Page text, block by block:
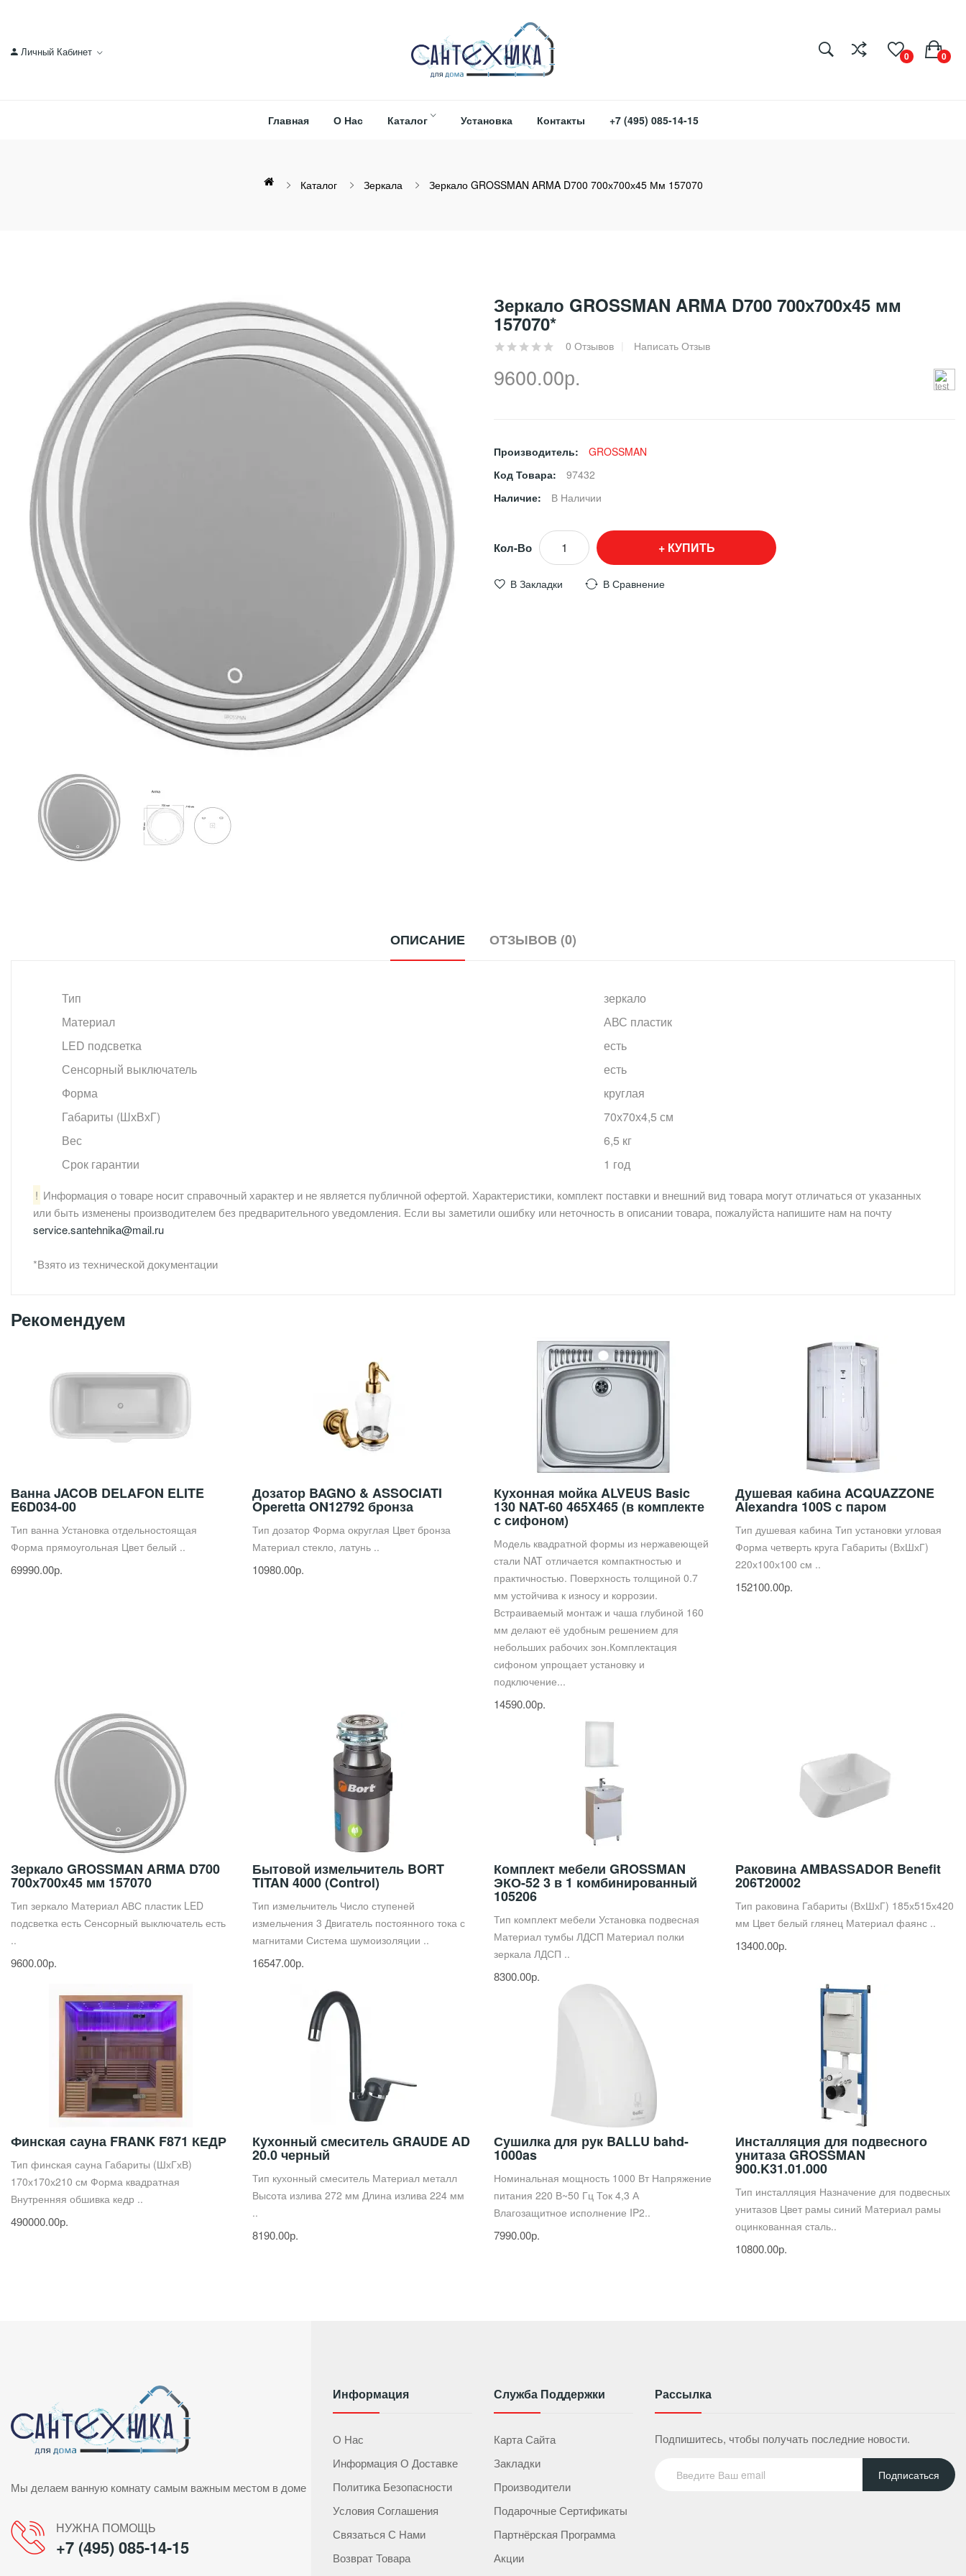
Личный Кабинет 0 0
Главная О Нас Каталог Установка Контакты +7 (495) 085-14-15
Каталог Зеркала Зеркало GROSSMAN ARMA D700 700х700х45 Мм 157070
Зеркало GROSSMAN ARMA D700 700х700х45 мм
157070*
0 Отзывов Написать Отзыв
9600.00р.
Производитель:
GROSSMAN
Код Товара:
97432
Наличие:
В Наличии
Кол-Во КУПИТЬ
В Закладки В Сравнение
ОПИСАНИЕ ОТЗЫВОВ (0)
Тип
зеркало
Материал
АВС пластик
LED подсветка
есть
Сенсорный выключатель
есть
Форма
круглая
Габариты (ШхВхГ)
70х70х4,5 см
Вес
6,5 кг
Срок гарантии
1 год
! Информация о товаре носит справочный характер и не является публичной офертой. Характеристики, комплект поставки и внешний вид товара могут отличаться от указанных
или быть изменены производителем без предварительного уведомления. Если вы заметили ошибку или неточность в описании товара, пожалуйста напишите нам на почту
service.santehnika@mail.ru
*Взято из технической документации
Рекомендуем
Ванна JACOB DELAFON ELITE
E6D034-00
Тип ванна Установка отдельностоящая
Форма прямоугольная Цвет белый ..
69990.00р.
Дозатор BAGNO & ASSOCIATI
Operetta ON12792 бронза
Тип дозатор Форма округлая Цвет бронза
Материал стекло, латунь ..
10980.00р.
Кухонная мойка ALVEUS Basic
130 NAT-60 465X465 (в комплекте
с сифоном)
Модель квадратной формы из нержавеющей
стали NAT отличается компактностью и
практичностью. Поверхность толщиной 0.7
мм устойчива к износу и коррозии.
Встраиваемый монтаж и чаша глубиной 160
мм делают её удобным решением для
небольших рабочих зон.Комплектация
сифоном упрощает установку и
подключение...
14590.00р.
Душевая кабина ACQUAZZONE
Alexandra 100S с паром
Тип душевая кабина Тип установки угловая
Форма четверть круга Габариты (ВхШхГ)
220х100х100 см ..
152100.00р.
Зеркало GROSSMAN ARMA D700
700х700х45 мм 157070
Тип зеркало Материал АВС пластик LED
подсветка есть Сенсорный выключатель есть
..
9600.00р.
Бытовой измельчитель BORT
TITAN 4000 (Control)
Тип измельчитель Число ступеней
измельчения 3 Двигатель постоянного тока с
магнитами Система шумоизоляции ..
16547.00р.
Комплект мебели GROSSMAN
ЭКО-52 3 в 1 комбинированный
105206
Тип комплект мебели Установка подвесная
Материал тумбы ЛДСП Материал полки
зеркала ЛДСП ..
8300.00р.
Раковина AMBASSADOR Benefit
206T20002
Тип раковина Габариты (ВхШхГ) 185х515х420
мм Цвет белый глянец Материал фаянс ..
13400.00р.
Финская сауна FRANK F871 КЕДР
Тип финская сауна Габариты (ШхГхВ)
170х170х210 см Форма квадратная
Внутренняя обшивка кедр ..
490000.00р.
Кухонный смеситель GRAUDE AD
20.0 черный
Тип кухонный смеситель Материал металл
Высота излива 272 мм Длина излива 224 мм
..
8190.00р.
Сушилка для рук BALLU bahd-
1000as
Номинальная мощность 1000 Вт Напряжение
питания 220 В~50 Гц Ток 4,3 А
Влагозащитное исполнение IP2..
7990.00р.
Инсталляция для подвесного
унитаза GROSSMAN
900.K31.01.000
Тип инсталляция Назначение для подвесных
унитазов Цвет рамы синий Материал рамы
оцинкованная сталь..
10800.00р.
Мы делаем ванную комнату самым важным местом в доме
НУЖНА ПОМОЩЬ
+7 (495) 085-14-15
Информация
О Нас
Информация О Доставке
Политика Безопасности
Условия Соглашения
Связаться С Нами
Возврат Товара
Служба Поддержки
Карта Сайта
Закладки
Производители
Подарочные Сертификаты
Партнёрская Программа
Акции
Рассылка
Подпишитесь, чтобы получать последние новости.
Подписаться